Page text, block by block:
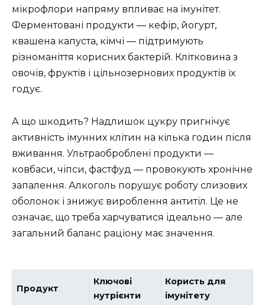
мікрофлори напряму впливає на імунітет.
Ферментовані продукти — кефір, йогурт,
квашена капуста, кімчі — підтримують
різноманіття корисних бактерій. Клітковина з
овочів, фруктів і цільнозернових продуктів їх
годує.
А що шкодить? Надлишок цукру пригнічує
активність імунних клітин на кілька годин після
вживання. Ультраоброблені продукти —
ковбаси, чіпси, фастфуд — провокують хронічне
запалення. Алкоголь порушує роботу слизових
оболонок і знижує вироблення антитіл. Це не
означає, що треба харчуватися ідеально — але
загальний баланс раціону має значення.
Продукт
Ключові
нутрієнти
Користь для
імунітету